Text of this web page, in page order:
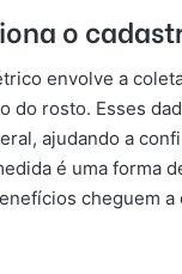
o
envolve a
do rosto. Esses
ajudando a
é uma forma
cheguem a